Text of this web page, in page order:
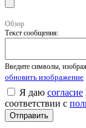
Обзор
Текст сообщения:
Введите символы,
обновить изображение
Я даю согласие
соответствии с